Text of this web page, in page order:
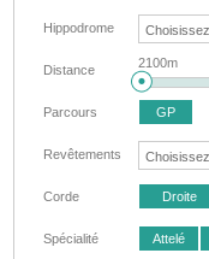
Hippodrome
Distance 2100m
Parcours GP
Revêtements
Corde Droite
Spécialité Attelé